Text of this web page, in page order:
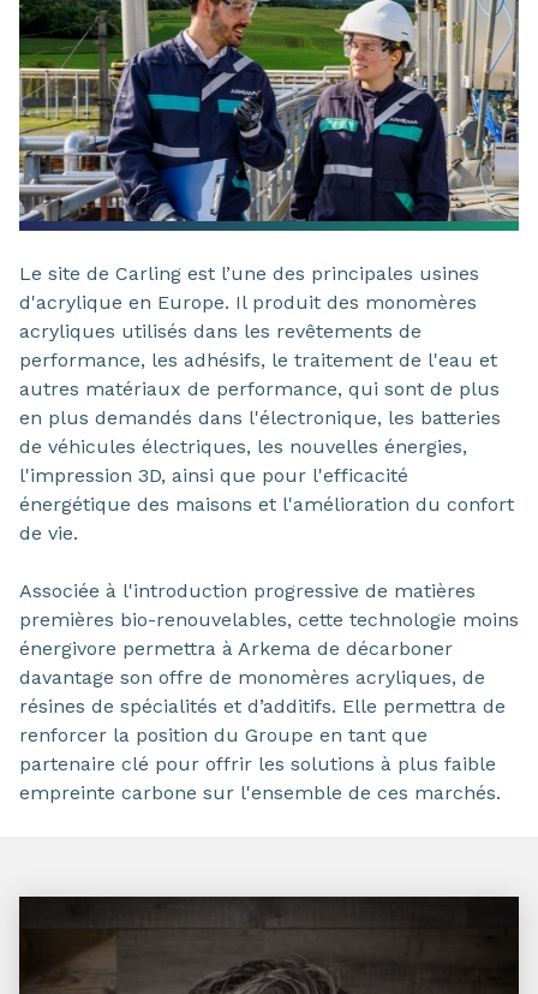
Le site de Carling est l’une des principales usines
d'acrylique en Europe. Il produit des monomères
acryliques utilisés dans les revêtements de
performance, les adhésifs, le traitement de l'eau et
autres matériaux de performance, qui sont de plus
en plus demandés dans l'électronique, les batteries
de véhicules électriques, les nouvelles énergies,
l'impression 3D, ainsi que pour l'efficacité
énergétique des maisons et l'amélioration du confort
de vie.
Associée à l'introduction progressive de matières
premières bio-renouvelables, cette technologie moins
énergivore permettra à Arkema de décarboner
davantage son offre de monomères acryliques, de
résines de spécialités et d’additifs. Elle permettra de
renforcer la position du Groupe en tant que
partenaire clé pour offrir les solutions à plus faible
empreinte carbone sur l'ensemble de ces marchés.